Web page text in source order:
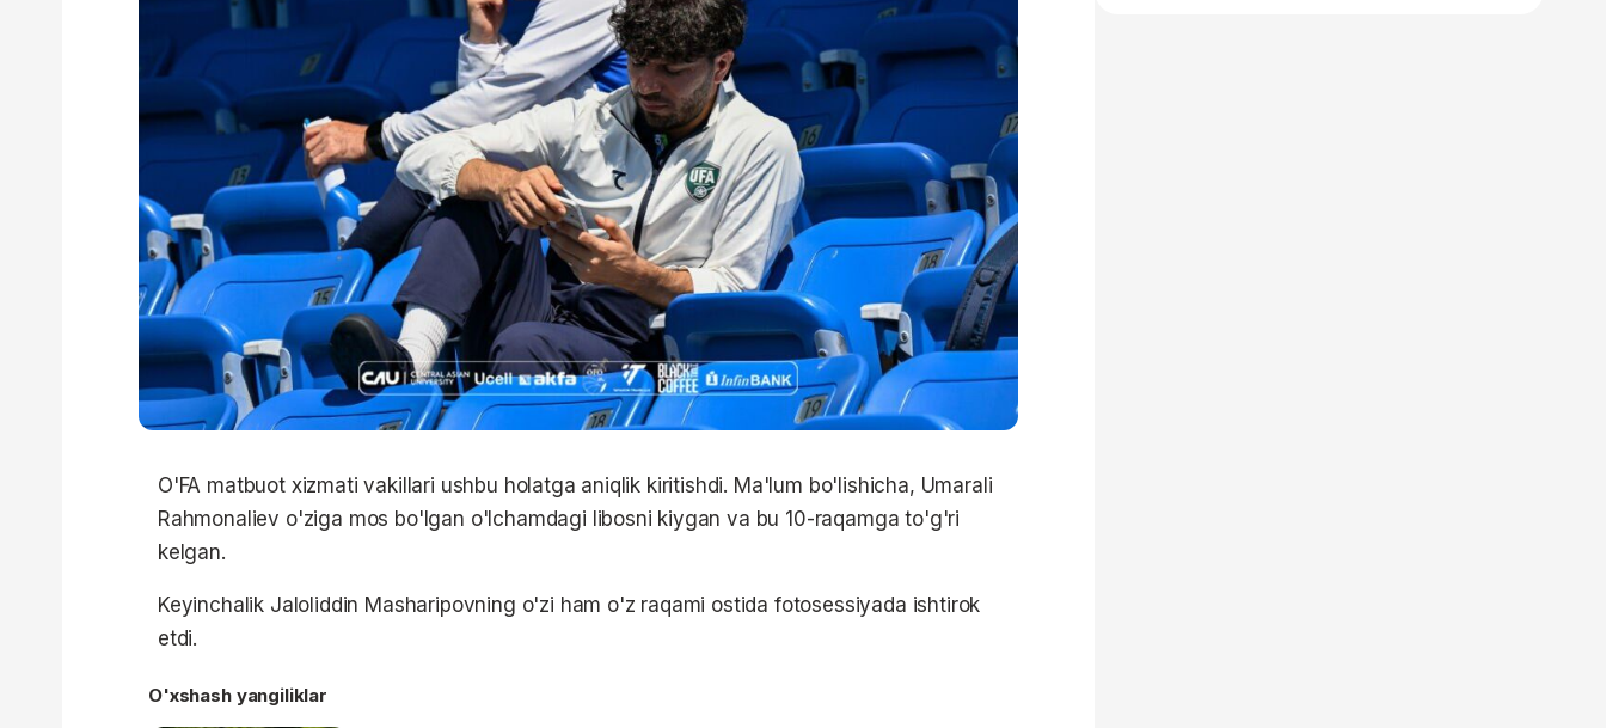
O'FA matbuot xizmati vakillari ushbu holatga aniqlik kiritishdi. Ma'lum bo'lishicha, Umarali
Rahmonaliev o'ziga mos bo'lgan o'lchamdagi libosni kiygan va bu 10-raqamga to'g'ri
kelgan.
Keyinchalik Jaloliddin Masharipovning o'zi ham o'z raqami ostida fotosessiyada ishtirok
etdi.
O'xshash yangiliklar